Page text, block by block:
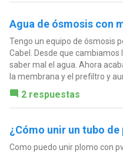
Agua de ósmosis con
Tengo un equipo de ósmosis
Cabel. Desde que
saber mal el agua. Ahora
la membrana y el prefiltro y
2 respuestas
¿Cómo unir un tubo
Como puedo unir plomo con